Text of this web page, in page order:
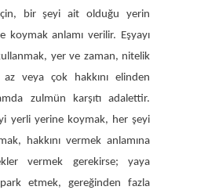
bir şeyi ait olduğu yerin
koymak anlamı verilir. Eşyayı
yer ve zaman, nitelik
veya çok hakkını elinden
zulmün karşıtı adalettir.
yerli yerine koymak, her şeyi
hakkını vermek anlamına
vermek gerekirse; yaya
park etmek, gereğinden fazla